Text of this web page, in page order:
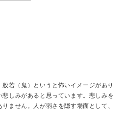
若（鬼）というと怖いイメージがあり
しみがあると思っています。悲しみを
ません。人が弱さを隠す場面として、